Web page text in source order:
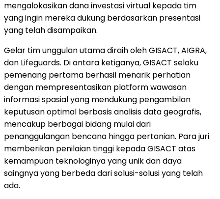
mengalokasikan dana investasi virtual kepada tim
yang ingin mereka dukung berdasarkan presentasi
yang telah disampaikan.
Gelar tim unggulan utama diraih oleh GISACT, AIGRA,
dan Lifeguards. Di antara ketiganya, GISACT selaku
pemenang pertama berhasil menarik perhatian
dengan mempresentasikan platform wawasan
informasi spasial yang mendukung pengambilan
keputusan optimal berbasis analisis data geografis,
mencakup berbagai bidang mulai dari
penanggulangan bencana hingga pertanian. Para juri
memberikan penilaian tinggi kepada GISACT atas
kemampuan teknologinya yang unik dan daya
saingnya yang berbeda dari solusi-solusi yang telah
ada.